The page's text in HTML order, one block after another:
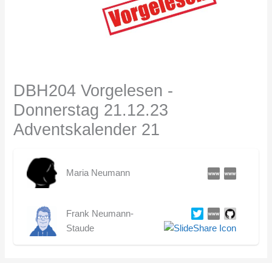
DBH204 Vorgelesen -
Donnerstag 21.12.23
Adventskalender 21
Maria Neumann
Frank Neumann-
Staude